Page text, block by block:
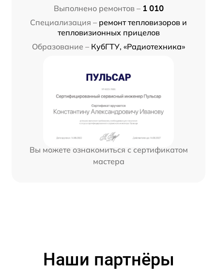
Выполнено ремонтов – 1 010
Специализация – ремонт тепловизоров и
тепловизионных прицелов
Образование – КубГТУ, «Радиотехника»
Вы можете ознакомиться с сертификатом
мастера
Наши партнёры